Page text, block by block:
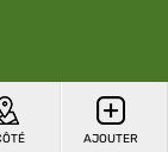
AJOUTER